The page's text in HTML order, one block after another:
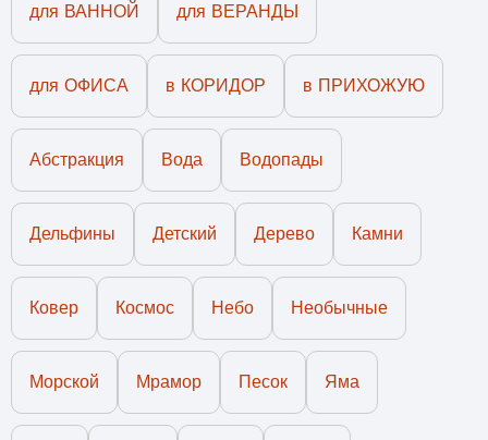
для ВАННОЙ для ВЕРАНДЫ
для ОФИСА в КОРИДОР в ПРИХОЖУЮ
Абстракция Вода Водопады
Дельфины Детский Дерево Камни
Ковер Космос Небо Необычные
Морской Мрамор Песок Яма